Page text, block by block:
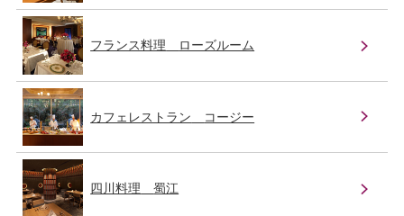
フランス料理 ローズルーム
カフェレストラン コージー
四川料理 蜀江